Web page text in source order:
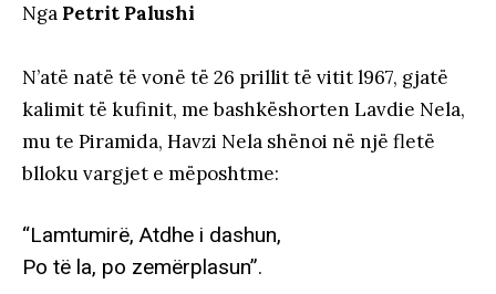
Nga Petrit Palushi
N’atë natë të vonë të 26 prillit të vitit l967, gjatë
kalimit të kufinit, me bashkëshorten Lavdie Nela,
mu te Piramida, Havzi Nela shënoi në një fletë
blloku vargjet e mëposhtme:
“Lamtumirë, Atdhe i dashun,
Po të la, po zemërplasun”.